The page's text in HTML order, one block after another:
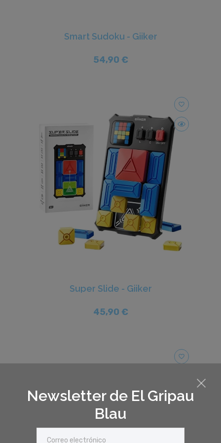
Newsletter de El Gripau
Blau
Smart Sudoku - Giiker
54,90 €
favorite_border
Super Slide - Giiker
45,90 €
favorite_border